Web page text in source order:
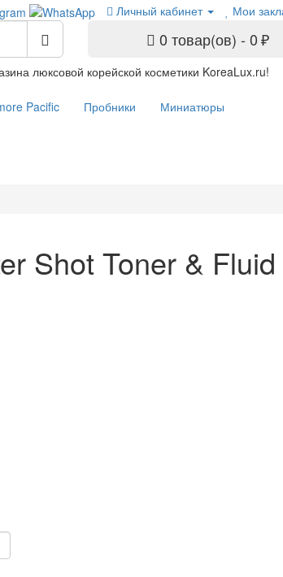
Личный кабинет Мои
0 товар(ов) - 0 ₽
люксовой корейской косметики KoreaLux.ru!
Pacific Пробники Миниатюры
Shot Toner & Fluid